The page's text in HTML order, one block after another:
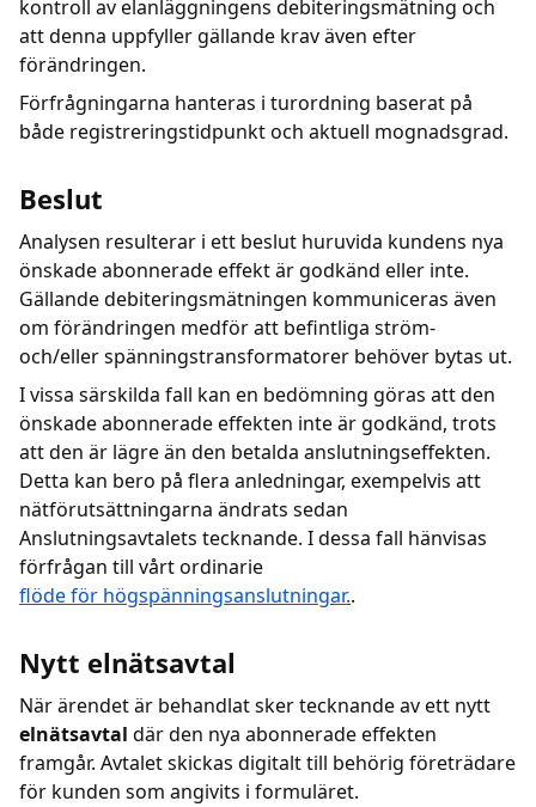
kontroll av elanläggningens debiteringsmätning och
att denna uppfyller gällande krav även efter
förändringen.
Förfrågningarna hanteras i turordning baserat på
både registreringstidpunkt och aktuell mognadsgrad.
Beslut
Analysen resulterar i ett beslut huruvida kundens nya
önskade abonnerade effekt är godkänd eller inte.
Gällande debiteringsmätningen kommuniceras även
om förändringen medför att befintliga ström-
och/eller spänningstransformatorer behöver bytas ut.
I vissa särskilda fall kan en bedömning göras att den
önskade abonnerade effekten inte är godkänd, trots
att den är lägre än den betalda anslutningseffekten.
Detta kan bero på flera anledningar, exempelvis att
nätförutsättningarna ändrats sedan
Anslutningsavtalets tecknande. I dessa fall hänvisas
förfrågan till vårt ordinarie
flöde för högspänningsanslutningar..
Nytt elnätsavtal
När ärendet är behandlat sker tecknande av ett nytt
elnätsavtal där den nya abonnerade effekten
framgår. Avtalet skickas digitalt till behörig företrädare
för kunden som angivits i formuläret.